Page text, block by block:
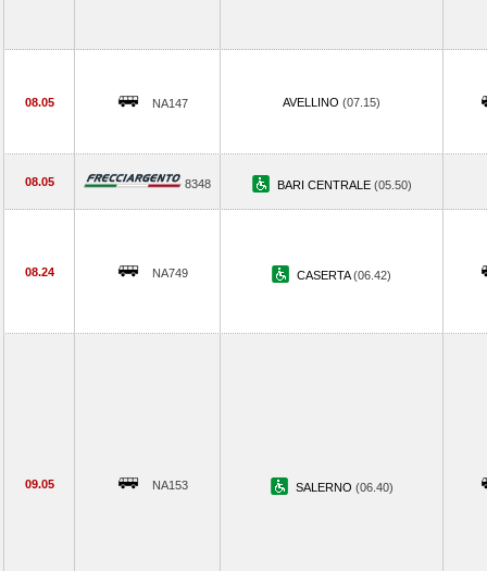
08.05 NA147 AVELLINO (07.15)
08.05 8348 BARI CENTRALE (05.50)
08.24 NA749 CASERTA(06.42)
09.05 NA153 SALERNO (06.40)